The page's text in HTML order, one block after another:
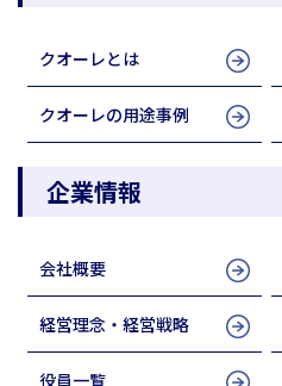
クオーレとは
クオーレの用途事例
企業情報
会社概要
経営理念・経営戦略
役員一覧